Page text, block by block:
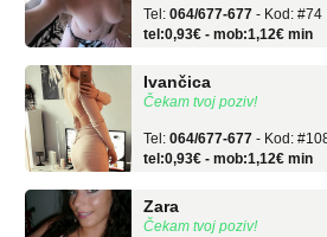
tel:0,93€ - mob:1,12€ min
Čekam tvoj poziv!
064/677-677
tel:0,93€ - mob:1,12€ min
Čekam tvoj poziv!